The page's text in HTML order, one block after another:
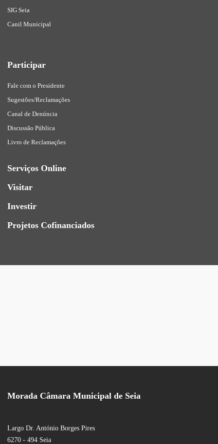
SIG Seia
Canil Municipal
Participar
Fale com o Presidente
Sugestões/Reclamações
Canal de Denúncia
Discussão Pública
Livro de Reclamações
Serviços Online
Visitar
Investir
Projetos Cofinanciados
Morada Câmara Municipal de Seia
Largo Dr. António Borges Pires
6270 - 494 Seia